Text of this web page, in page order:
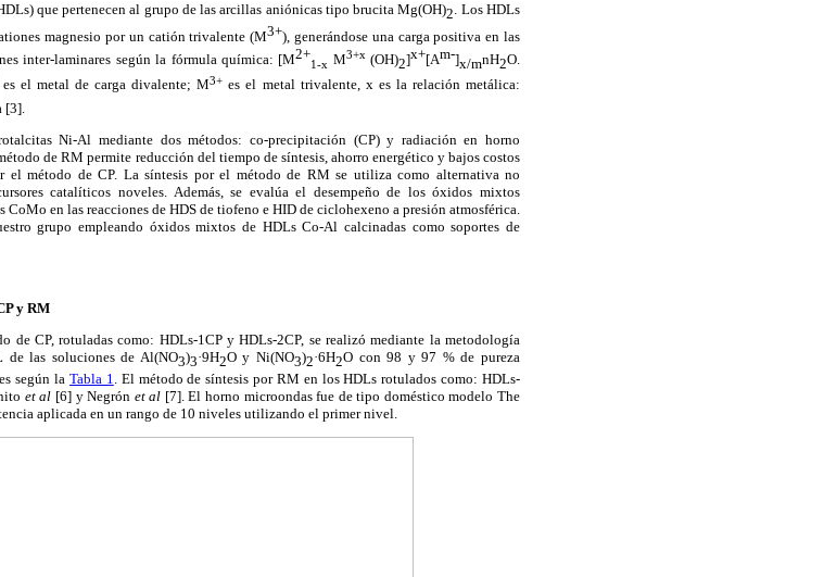
que pertenecen al grupo de las arcillas aniónicas tipo brucita Mg(OH)2. Los HDLs
magnesio por un catión trivalente (M3+), generándose una carga positiva en las
inter-laminares según la fórmula química: [M2+
1-x M3+x (OH)2]x+[Am-]x/mnH2O.
es el metal de carga divalente; M3+ es el metal trivalente, x es la relación metálica:
[3].
Ni-Al mediante dos métodos: co-precipitación (CP) y radiación en horno
de RM permite reducción del tiempo de síntesis, ahorro energético y bajos costos
el método de CP. La síntesis por el método de RM se utiliza como alternativa no
catalíticos noveles. Además, se evalúa el desempeño de los óxidos mixtos
en las reacciones de HDS de tiofeno e HID de ciclohexeno a presión atmosférica.
grupo empleando óxidos mixtos de HDLs Co-Al calcinadas como soportes de
y RM
de CP, rotuladas como: HDLs-1CP y HDLs-2CP, se realizó mediante la metodología
de las soluciones de Al(NO3)3·9H2O y Ni(NO3)2·6H2O con 98 y 97 % de pureza
según la Tabla 1
. El método de síntesis por RM en los HDLs rotulados como: HDLs-
et al [6] y Negrón et al [7]. El horno microondas fue de tipo doméstico modelo The
aplicada en un rango de 10 niveles utilizando el primer nivel.